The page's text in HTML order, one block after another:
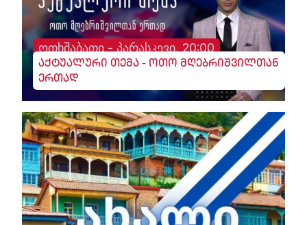
ოთხშაბათი - პარასკევი, 20:00
აქტუალური თემა - ოთო მღებრიშვილთან
ერთად